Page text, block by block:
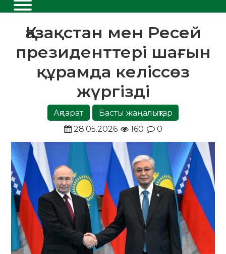
Қазақстан мен Ресей
президенттері шағын
құрамда келіссөз
жүргізді
Ақпарат
Басты жаңалықтар
28.05.2026
160 0